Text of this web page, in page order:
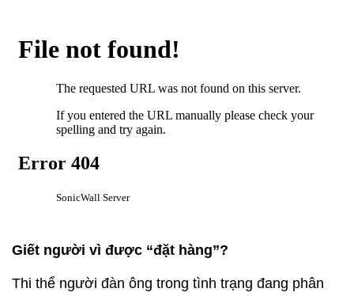
Giết người vì được “đặt hàng”?
Thi thể người đàn ông trong tình trạng đang phân